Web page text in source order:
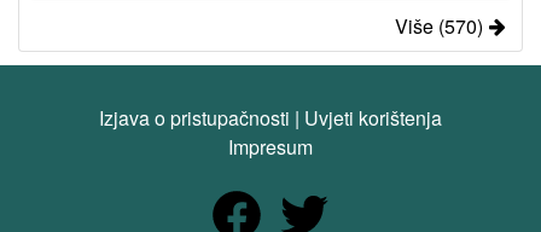
Više (570)
Izjava o pristupačnosti | Uvjeti korištenja
Impresum